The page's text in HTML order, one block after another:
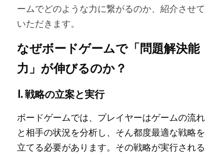
ームでどのような力に繋がるのか、紹介させて
いただきます。
なぜボードゲームで「問題解決能
力」が伸びるのか？
1. 戦略の立案と実行
ボードゲームでは、プレイヤーはゲームの流れ
と相手の状況を分析し、そん都度最適な戦略を
立てる必要があります。その戦略が実行される